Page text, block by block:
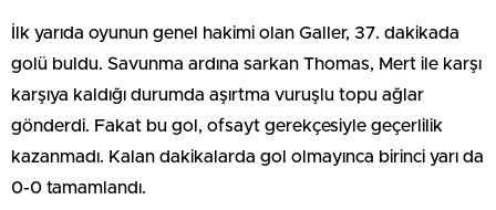
İlk yarıda oyunun genel hakimi olan Galler, 37. dakikada
golü buldu. Savunma ardına sarkan Thomas, Mert ile karşı
karşıya kaldığı durumda aşırtma vuruşlu topu ağlar
gönderdi. Fakat bu gol, ofsayt gerekçesiyle geçerlilik
kazanmadı. Kalan dakikalarda gol olmayınca birinci yarı da
0-0 tamamlandı.